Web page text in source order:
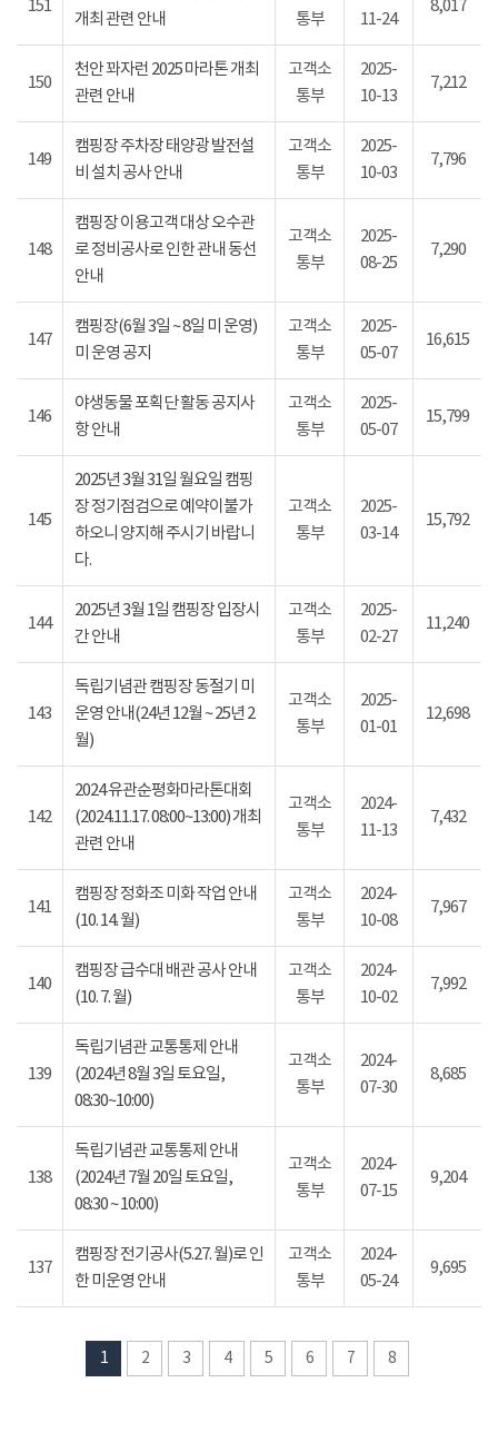
151
개최 관련 안내
통부
11-24
8,017
150
천안 꽈자런 2025 마라톤 개최
관련 안내
고객소
통부
2025-
10-13
7,212
149
캠핑장 주차장 태양광 발전설
비 설치 공사 안내
고객소
통부
2025-
10-03
7,796
148
캠핑장 이용고객 대상 오수관
로 정비공사로 인한 관내 동선
안내
고객소
통부
2025-
08-25
7,290
147
캠핑장(6월 3일 ~ 8일 미 운영)
미 운영 공지
고객소
통부
2025-
05-07
16,615
146
야생동물 포획단 활동 공지사
항 안내
고객소
통부
2025-
05-07
15,799
145
2025년 3월 31일 월요일 캠핑
장 정기점검으로 예약이불가
하오니 양지해 주시기 바랍니
다.
고객소
통부
2025-
03-14
15,792
144
2025년 3월 1일 캠핑장 입장시
간 안내
고객소
통부
2025-
02-27
11,240
143
독립기념관 캠핑장 동절기 미
운영 안내(24년 12월 ~ 25년 2
월)
고객소
통부
2025-
01-01
12,698
142
2024 유관순평화마라톤대회
(2024.11.17. 08:00~13:00) 개최
관련 안내
고객소
통부
2024-
11-13
7,432
141
캠핑장 정화조 미화 작업 안내
(10. 14. 월)
고객소
통부
2024-
10-08
7,967
140
캠핑장 급수대 배관 공사 안내
(10. 7. 월)
고객소
통부
2024-
10-02
7,992
139
독립기념관 교통통제 안내
(2024년 8월 3일 토요일,
08:30~10:00)
고객소
통부
2024-
07-30
8,685
138
독립기념관 교통통제 안내
(2024년 7월 20일 토요일,
08:30 ~ 10:00)
고객소
통부
2024-
07-15
9,204
137
캠핑장 전기공사(5.27. 월)로 인
한 미운영 안내
고객소
통부
2024-
05-24
9,695
1 2 3 4 5 6 7 8